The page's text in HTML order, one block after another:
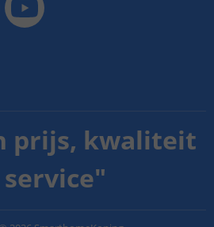
prijs, kwaliteit
"